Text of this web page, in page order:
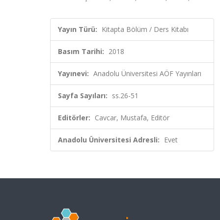
Yayın Türü: Kitapta Bölüm / Ders Kitabı
Basım Tarihi: 2018
Yayınevi: Anadolu Üniversitesi AÖF Yayınları
Sayfa Sayıları: ss.26-51
Editörler: Cavcar, Mustafa, Editör
Anadolu Üniversitesi Adresli: Evet